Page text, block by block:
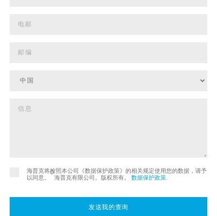
海普克将按照本公司《数据保护政策》的相关规定使用您的数据，请予
以同意。
©
海普克有限公司。版权所有。 数据保护政策
发送我的查询